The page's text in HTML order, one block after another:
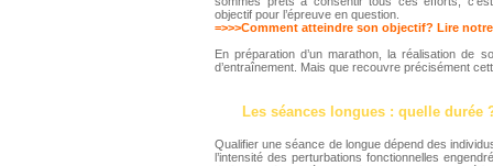
objectif pour l’épreuve en question.
=>>>Comment atteindre son objectif? Lire
En préparation d’un marathon, la réalisation de
d’entraînement. Mais que recouvre précisément
Les séances longues : quelle durée
Qualifier une séance de longue dépend des
l’intensité des perturbations fonctionnelles